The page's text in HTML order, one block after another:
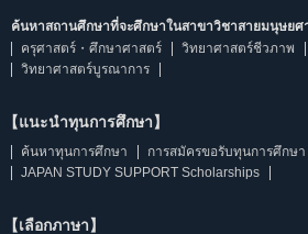
ค้นหาสถานศึกษาที่จะศึกษาในสาขาวิชาสายมนุษยศ
ครุศาสตร์・ศึกษาศาสตร์
วิทยาศาสตร์ชีวภาพ
วิทยาศาสตร์บูรณาการ
【แนะนำทุนการศึกษา】
ค้นหาทุนการศึกษา
การสมัครขอรับทุนการศึกษา
JAPAN STUDY SUPPORT Scholarships
【เลือกภาษา】